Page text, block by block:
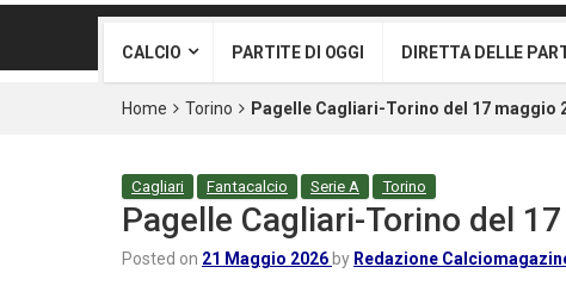
CALCIO PARTITE DI OGGI DIRETTA DELLE
Home Torino Pagelle Cagliari-Torino del 17 maggio
Cagliari Fantacalcio Serie A Torino
Pagelle Cagliari-Torino del
Posted on 21 Maggio 2026 by Redazione